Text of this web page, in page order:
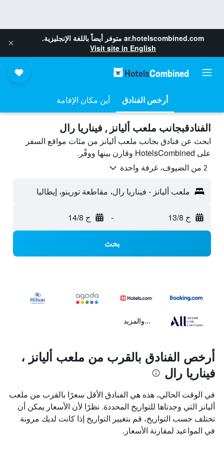
ar.hotelscombined.com متوفر أيضاً باللغة الإنجليزية.
Visit site in English
أرخص الفنادق أين مكان الإقامة
الفنادقبجانب ملعب أليانز , فيناريا رال
ابحث عن فنادق بجانب ملعب أليانز من مئات مواقع السفر
على HotelsCombined وقارن بينها ووفّر.
2 من الضيوف، غرفة واحدة
ملعب أليانز - فيناريا رال، مقاطعة تورينو، إيطاليا
خ 13/8 - ج 14/8
بحث
...والمزيد
أرخص الفنادق بالقرب من ملعب أليانز ،
فيناريا رال
في الوقت الحالي، هذه هي الفنادق الأقل سعرًا بالقرب من ملعب
أليانز التي وجدناها للتواريخ المحددة. نظرًا لأن الأسعار يمكن أن
تختلف حسب التواريخ، قم بتغيير التواريخ إذا كانت لديك مرونة
في المواعيد لمقارنة الأسعار.